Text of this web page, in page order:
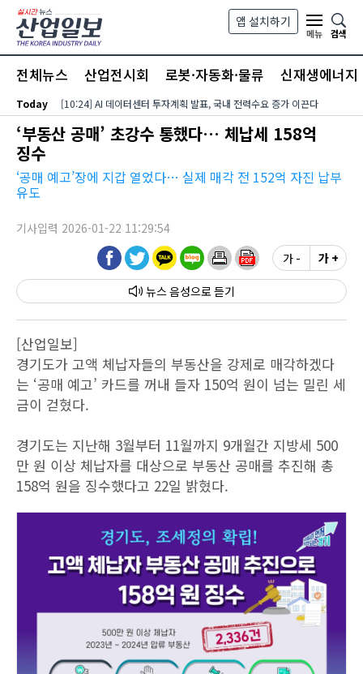
본문 바로가기
앱 설치하기
메뉴
검색
전체뉴스 산업전시회 로봇·자동화·물류 신재생에너지
Today [10:24] AI 데이터센터 투자계획 발표, 국내 전력수요 증가 이끈다
‘부동산 공매’ 초강수 통했다… 체납세 158억
징수
‘공매 예고’장에 지갑 열었다… 실제 매각 전 152억 자진 납부
유도
기사입력 2026-01-22 11:29:54
뉴스 음성
가 - 가 +
[산업일보]
경기도가 고액 체납자들의 부동산을 강제로 매각하겠다
는 ‘공매 예고’ 카드를 꺼내 들자 150억 원이 넘는 밀린 세
금이 걷혔다.
경기도는 지난해 3월부터 11월까지 9개월간 지방세 500
만 원 이상 체납자를 대상으로 부동산 공매를 추진해 총
158억 원을 징수했다고 22일 밝혔다.